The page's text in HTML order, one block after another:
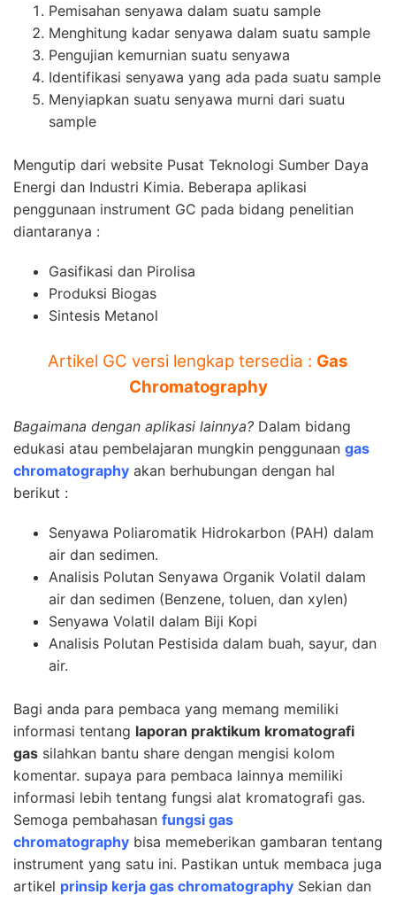
Pemisahan senyawa dalam suatu sample
Menghitung kadar senyawa dalam suatu sample
Pengujian kemurnian suatu senyawa
Identifikasi senyawa yang ada pada suatu sample
Menyiapkan suatu senyawa murni dari suatu
sample
Mengutip dari website Pusat Teknologi Sumber Daya
Energi dan Industri Kimia. Beberapa aplikasi
penggunaan instrument GC pada bidang penelitian
diantaranya :
Gasifikasi dan Pirolisa
Produksi Biogas
Sintesis Metanol
Artikel GC versi lengkap tersedia : Gas
Chromatography
Bagaimana dengan aplikasi lainnya? Dalam bidang
edukasi atau pembelajaran mungkin penggunaan gas
chromatography akan berhubungan dengan hal
berikut :
Senyawa Poliaromatik Hidrokarbon (PAH) dalam
air dan sedimen.
Analisis Polutan Senyawa Organik Volatil dalam
air dan sedimen (Benzene, toluen, dan xylen)
Senyawa Volatil dalam Biji Kopi
Analisis Polutan Pestisida dalam buah, sayur, dan
air.
Bagi anda para pembaca yang memang memiliki
informasi tentang laporan praktikum kromatografi
gas silahkan bantu share dengan mengisi kolom
komentar. supaya para pembaca lainnya memiliki
informasi lebih tentang fungsi alat kromatografi gas.
Semoga pembahasan fungsi gas
chromatography bisa memeberikan gambaran tentang
instrument yang satu ini. Pastikan untuk membaca juga
artikel prinsip kerja gas chromatography Sekian dan